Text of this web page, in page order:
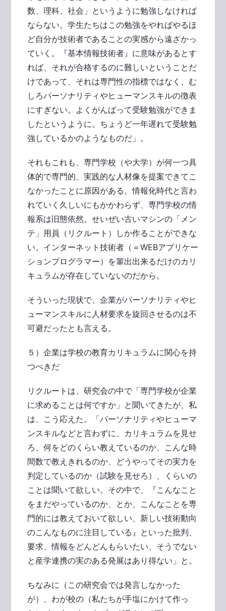
数、理科、社会」というように勉強しなければ
ならない。学生たちはこの勉強をやればやるほ
ど自分が技術者であることの実感から遠ざかっ
ていく。『基本情報技術者』に意味があるとす
れば、それが合格するのに難しいということだ
けであって、それは専門性の指標ではなく、む
しろパーソナリティやヒューマンスキルの徴表
にすぎない。よくがんばって受験勉強ができま
したというように。ちょうど一年遅れて受験勉
強しているかのようなものだ」。
それもこれも、専門学校（や大学）が何一つ具
体的で専門的、実践的な人材像を提案できてこ
なかったことに原因がある。情報化時代と言わ
れていく久しいにもかかわらず、専門学校の情
報系は旧態依然。せいぜい古いマシンの「メン
テ」用員（リクルート）しか作ることができな
い。インターネット技術者（＝WEBアプリケー
ションプログラマー）を輩出出来るだけのカリ
キュラムが存在していないのだから。
そういった現状で、企業がパーソナリティやヒ
ューマンスキルに人材要求を旋回させるのは不
可避だったとも言える。
５）企業は学校の教育カリキュラムに関心を持
つべきだ
リクルートは、研究会の中で「専門学校が企業
に求めることは何ですか」と聞いてきたが、私
は、こう応えた。「パーソナリティやヒューマ
ンスキルなどと言わずに、カリキュラムを見せ
ろ、何をどのくらい教えているのか、こんな時
間数で教えきれるのか、どうやってその実力を
判定しているのか（試験を見せろ）、くらいの
ことは聞いて欲しい。その中で、『こんなこと
をまだやっているのか、とか、こんなことを専
門的には教えておいて欲しい、新しい技術動向
のこんなものに注目している』といった批判、
要求、情報をどんどんもらいたい、そうでない
と産学連携の実のある発展はあり得ない」と。
ちなみに（この研究会では発言しなかった
が）、わが校の（私たちが手塩にかけて作っ